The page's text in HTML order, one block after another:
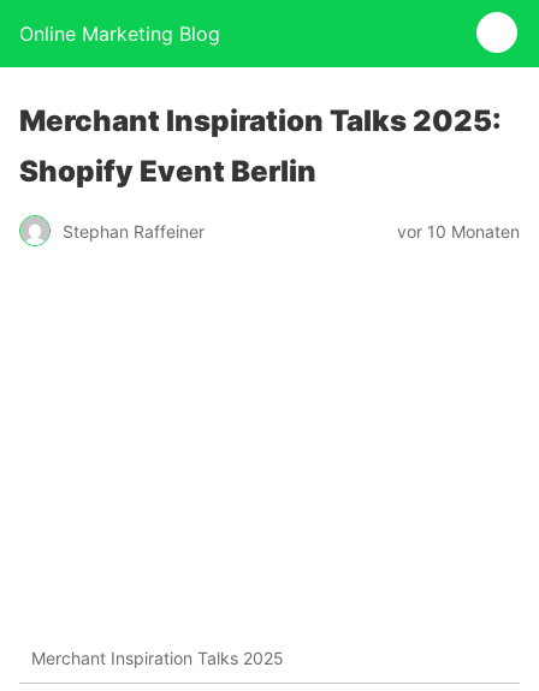
Online Marketing Blog
Merchant Inspiration Talks 2025:
Shopify Event Berlin
Stephan Raffeiner vor 10 Monaten
Merchant Inspiration Talks 2025